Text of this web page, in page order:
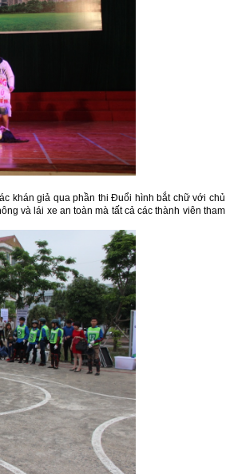
khán giả qua phần thi Đuổi hình bắt chữ với chủ
và lái xe an toàn mà tất cả các thành viên tham